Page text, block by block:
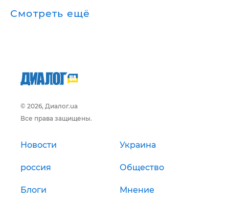
Смотреть ещё
© 2026, Диалог.ua
Все права защищены.
Новости Украина
россия Общество
Блоги Мнение